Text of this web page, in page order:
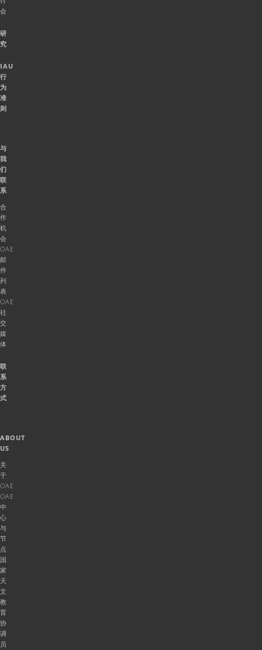
会
研
究
IAU
行
为
准
则
与
我
们
联
系
合
作
机
会
OAE
邮
件
列
表
OAE
社
交
媒
体
联
系
方
式
ABOUT
US
关
于
OAE
OAE
中
心
与
节
点
国
家
天
文
教
育
协
调
员